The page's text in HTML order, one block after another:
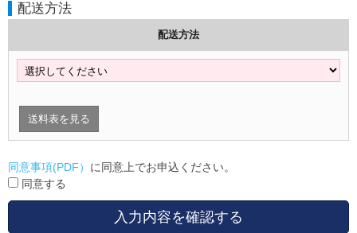
配送方法
配送方法
送料表を見る
同意事項(PDF） に同意上でお申込ください。
同意する
入力内容を確認する